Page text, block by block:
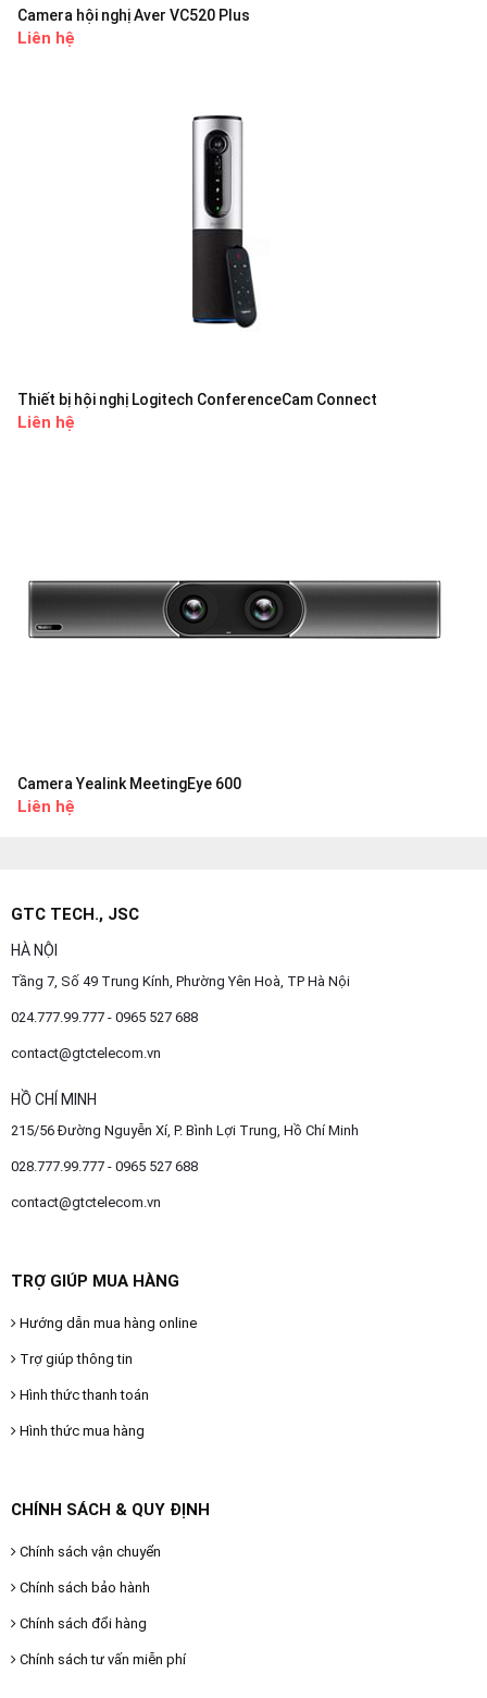
Camera hội nghị Aver VC520 Plus
Liên hệ
Thiết bị hội nghị Logitech ConferenceCam Connect
Liên hệ
Camera Yealink MeetingEye 600
Liên hệ
GTC TECH., JSC
HÀ NỘI
Tầng 7, Số 49 Trung Kính, Phường Yên Hoà, TP Hà Nội
024.777.99.777 - 0965 527 688
contact@gtctelecom.vn
HỒ CHÍ MINH
215/56 Đường Nguyễn Xí, P. Bình Lợi Trung, Hồ Chí Minh
028.777.99.777 - 0965 527 688
contact@gtctelecom.vn
TRỢ GIÚP MUA HÀNG
Hướng dẫn mua hàng online
Trợ giúp thông tin
Hình thức thanh toán
Hình thức mua hàng
CHÍNH SÁCH & QUY ĐỊNH
Chính sách vận chuyển
Chính sách bảo hành
Chính sách đổi hàng
Chính sách tư vấn miễn phí